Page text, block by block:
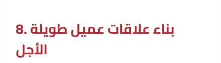
8. بناء علاقات عميل طويلة
الأجل